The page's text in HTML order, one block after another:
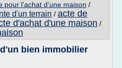
pour l'achat d'une maison /
d'un terrain / acte de
d'achat d'une maison /
bien immobilier